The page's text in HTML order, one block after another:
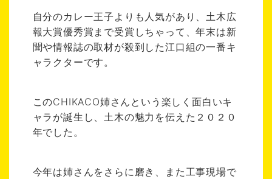
自分のカレー王子よりも人気があり、土木広
報大賞優秀賞まで受賞しちゃって、年末は新
聞や情報誌の取材が殺到した江口組の一番キ
ャラクターです。
このCHIKACO姉さんという楽しく面白いキ
ャラが誕生し、土木の魅力を伝えた２０２０
年でした。
今年は姉さんをさらに磨き、また工事現場で